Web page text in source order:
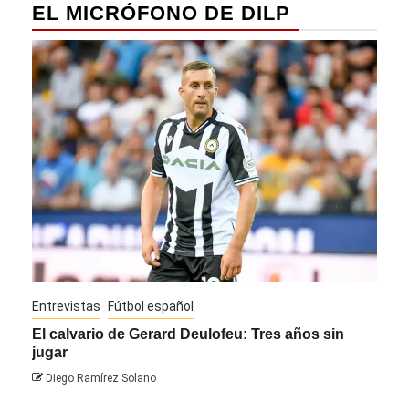
EL MICRÓFONO DE DILP
Entrevistas Fútbol español
El calvario de Gerard Deulofeu: Tres años sin
jugar
Diego Ramírez Solano